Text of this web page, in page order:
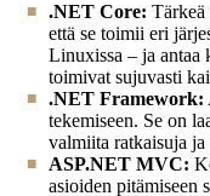
.NET Core: Tärkeä
että se toimii eri
Linuxissa – ja antaa
toimivat sujuvasti
.NET Framework:
tekemiseen. Se on
valmiita ratkaisuja ja
ASP.NET MVC:
asioiden pitämiseen